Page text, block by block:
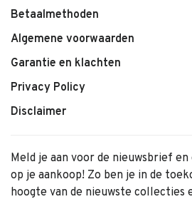
Betaalmethoden
Algemene voorwaarden
Garantie en klachten
Privacy Policy
Disclaimer
Meld je aan voor de nieuwsbrief
op je aankoop! Zo ben je in de
hoogte van de nieuwste collecties